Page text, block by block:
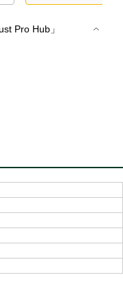
Pro Hub」